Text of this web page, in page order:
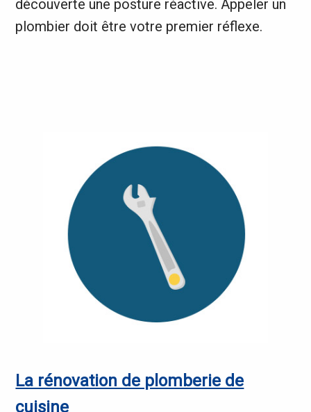
découverte une posture réactive. Appeler un
plombier doit être votre premier réflexe.
La rénovation de plomberie de
cuisine